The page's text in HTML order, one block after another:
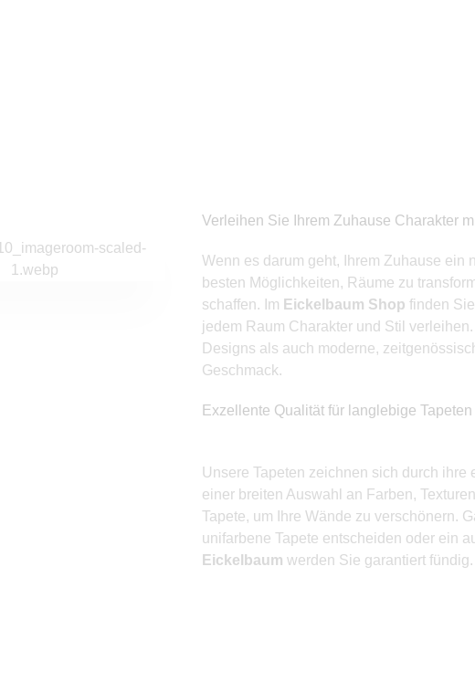
Unsere Tapeten lassen sich
mühelos anbringen, ohne
Mit einer breiten Auswahl
an Mustern und Farben
können unsere Tapeten in
jedem Raum eingesetzt
werden, von modernen
Apartments bis hin zu
und schaffen so immer eine
VIELSEITIGE
DESIGNS
Verleihen Sie Ihrem Zuhause Charakter
Wenn es darum geht, Ihrem Zuhause ein
besten Möglichkeiten, Räume zu
schaffen. Im Eickelbaum Shop finden
jedem Raum Charakter und Stil
Designs als auch moderne,
Geschmack.
Exzellente Qualität für langlebige Tapeten
Unsere Tapeten zeichnen sich durch
einer breiten Auswahl an Farben,
Tapete, um Ihre Wände zu verschönern.
unifarbene Tapete entscheiden oder ein
Eickelbaum werden Sie garantiert fündig.